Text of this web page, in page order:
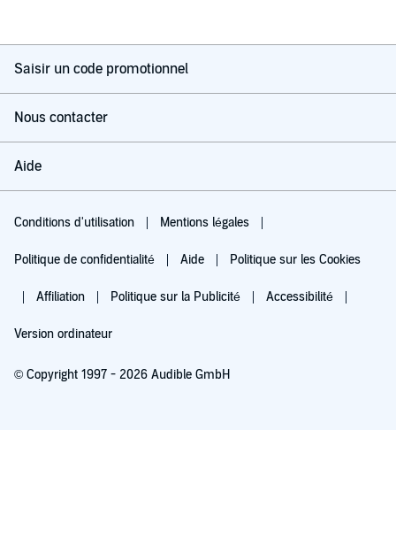
Saisir un code promotionnel
Nous contacter
Aide
Conditions d'utilisation Mentions légales
Politique de confidentialité Aide Politique sur les Cookies
Affiliation Politique sur la Publicité Accessibilité
Version ordinateur
© Copyright 1997 - 2026 Audible GmbH